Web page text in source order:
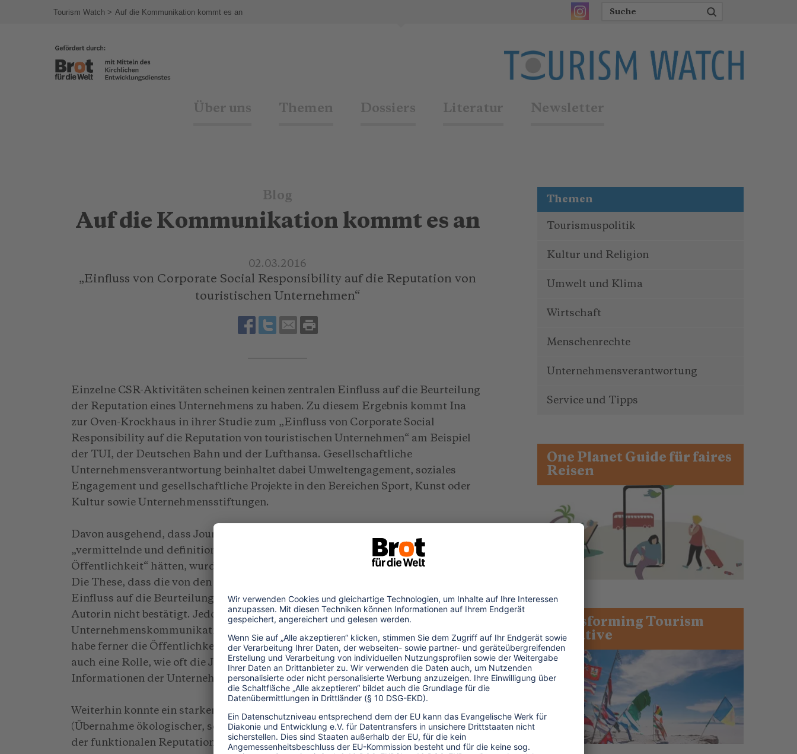
Tourism Watch Auf die Kommunikation kommt es an
Über uns Themen Dossiers Literatur Newsletter
Blog
Auf die Kommunikation kommt es an
02.03.2016
„Einfluss von Corporate Social Responsibility auf die Reputation von
touristischen Unternehmen“
Einzelne CSR-Aktivitäten scheinen keinen zentralen Einfluss auf die Beurteilung
der Reputation eines Unternehmens zu haben. Zu diesem Ergebnis kommt Ina
zur Oven-Krockhaus in ihrer Studie zum „Einfluss von Corporate Social
Responsibility auf die Reputation von touristischen Unternehmen“ am Beispiel
der TUI, der Deutschen Bahn und der Lufthansa. Gesellschaftliche
Unternehmensverantwortung beinhaltet dabei Umweltengagement, soziales
Engagement und gesellschaftliche Projekte in den Bereichen Sport, Kunst oder
Kultur sowie Unternehmensstiftungen.
Davon ausgehend, dass Journalisten und Finanzanalysten in Bezug auf CSR eine
„vermittelnde und definitionsmächtige Rolle bei der Kommunikation mit der
Öffentlichkeit“ hätten, wurden Probanden aus diesen beiden Gruppen befragt.
Die These, dass die von den Probanden wahrgenommenen CSR-Aktivitäten einen
Einfluss auf die Beurteilung der Reputation der Unternehmen haben, fand die
Autorin nicht bestätigt. Jedoch stellte sie fest, dass vor allem die
Unternehmenskommunikation zu einer positiveren Beurteilung führt. Bedeutung
habe ferner die Öffentlichkeitsarbeit der Unternehmen. In einigen Fällen spiele
auch eine Rolle, wie oft die Journalisten und Finanzanalysten mit CSR-
Informationen der Unternehmen in Berührung kommen.
Weiterhin konnte ein starker Zusammenhang zwischen der sozialen Reputation
(Übernahme ökologischer, sozialer und gesellschaftlicher Verantwortung) und
der funktionalen Reputation (Qualität, Performance, Attraktivität) festgestellt
Themen
Tourismuspolitik
Kultur und Religion
Umwelt und Klima
Wirtschaft
Menschenrechte
Unternehmensverantwortung
Service und Tipps
One Planet Guide für faires
Reisen
Transforming Tourism
Initiative